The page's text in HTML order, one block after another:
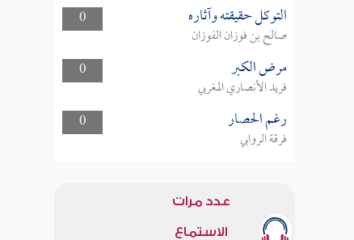
0
التوكل حقيقته وآثاره
صالح بن فوزان الفوزان
0
مرض الكبر
فريد الأنصاري المغربي
0
رغم الحصار
فرقة الروابي
عدد مرات
الاستماع